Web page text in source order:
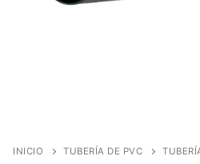
INICIO TUBERÍA DE PVC